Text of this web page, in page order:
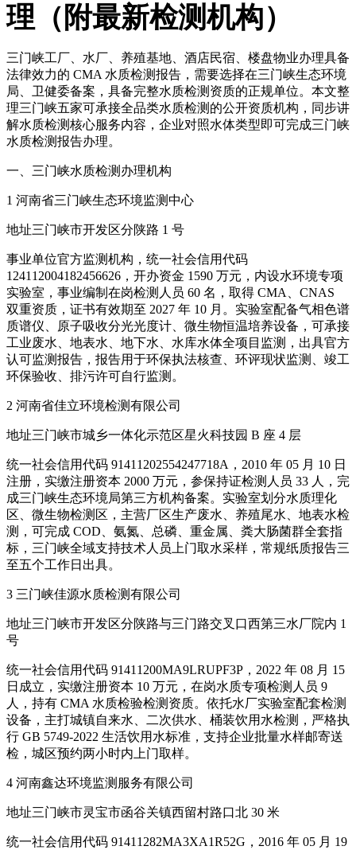
理（附最新检测机构）
三门峡工厂、水厂、养殖基地、酒店民宿、楼盘物业办理具备
法律效力的 CMA 水质检测报告，需要选择在三门峡生态环境
局、卫健委备案，具备完整水质检测资质的正规单位。本文整
理三门峡五家可承接全品类水质检测的公开资质机构，同步讲
解水质检测核心服务内容，企业对照水体类型即可完成三门峡
水质检测报告办理。
一、三门峡水质检测办理机构
1 河南省三门峡生态环境监测中心
地址三门峡市开发区分陕路 1 号
事业单位官方监测机构，统一社会信用代码
124112004182456626，开办资金 1590 万元，内设水环境专项
实验室，事业编制在岗检测人员 60 名，取得 CMA、CNAS
双重资质，证书有效期至 2027 年 10 月。实验室配备气相色谱
质谱仪、原子吸收分光光度计、微生物恒温培养设备，可承接
工业废水、地表水、地下水、水库水体全项目监测，出具官方
认可监测报告，报告用于环保执法核查、环评现状监测、竣工
环保验收、排污许可自行监测。
2 河南省佳立环境检测有限公司
地址三门峡市城乡一体化示范区星火科技园 B 座 4 层
统一社会信用代码 91411202554247718A，2010 年 05 月 10 日
注册，实缴注册资本 2000 万元，参保持证检测人员 33 人，完
成三门峡生态环境局第三方机构备案。实验室划分水质理化
区、微生物检测区，主营厂区生产废水、养殖尾水、地表水检
测，可完成 COD、氨氮、总磷、重金属、粪大肠菌群全套指
标，三门峡全域支持技术人员上门取水采样，常规纸质报告三
至五个工作日出具。
3 三门峡佳源水质检测有限公司
地址三门峡市开发区分陕路与三门路交叉口西第三水厂院内 1
号
统一社会信用代码 91411200MA9LRUPF3P，2022 年 08 月 15
日成立，实缴注册资本 10 万元，在岗水质专项检测人员 9
人，持有 CMA 水质检验检测资质。依托水厂实验室配套检测
设备，主打城镇自来水、二次供水、桶装饮用水检测，严格执
行 GB 5749-2022 生活饮用水标准，支持企业批量水样邮寄送
检，城区预约两小时内上门取样。
4 河南鑫达环境监测服务有限公司
地址三门峡市灵宝市函谷关镇西留村路口北 30 米
统一社会信用代码 91411282MA3XA1R52G，2016 年 05 月 19